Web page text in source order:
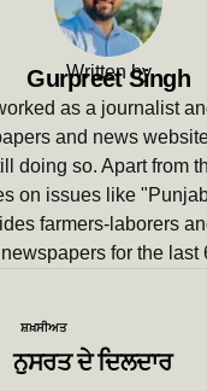
Written by
Gurpreet Singh
as a journalist
and news
doing so. Apart from
on issues like
farmers-laborers
for the last
ਸ਼ਖ਼ਸੀਅਤ
ਨੁਸਰਤ ਦੇ ਦਿਲਦਾਰ